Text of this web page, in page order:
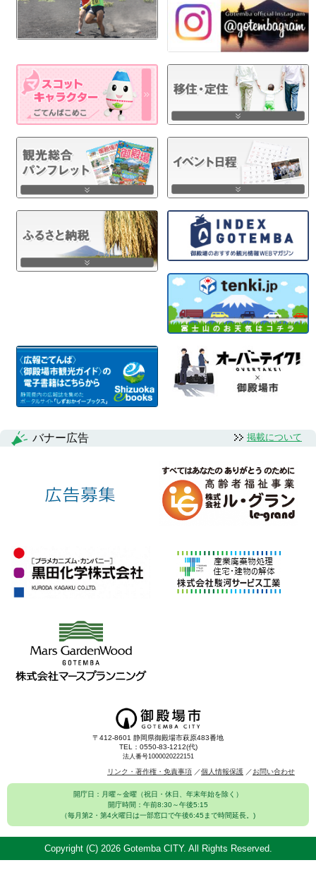
バナー広告 掲載について
〒412-8601 静岡県御殿場市萩原483番地
TEL：0550-83-1212(代)
法人番号1000020222151
リンク・著作権・免責事項 個人情報保護 お問い合わせ
開庁日：月曜～金曜（祝日・休日、年末年始を除く）
開庁時間：午前8:30～午後5:15
（毎月第2・第4火曜日は一部窓口で午後6:45まで時間延長。)
Copyright (C) 2026 Gotemba CITY. All Rights Reserved.